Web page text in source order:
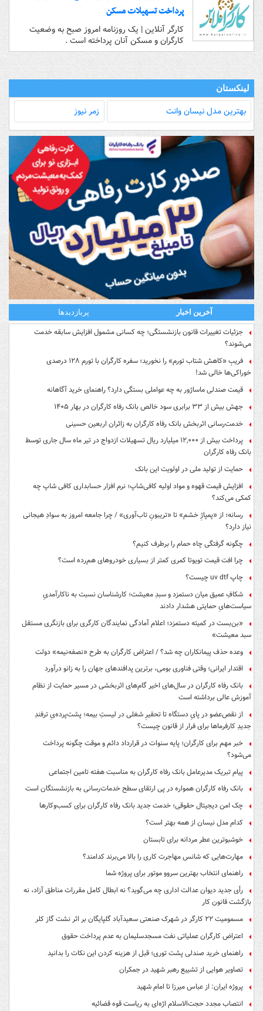
پرداخت تسهیلات مسکن
کارگر آنلاین | یک روزنامه امروز صبح به وضعیت
کارگران و مسکن آنان پرداخته است .
لینکستان
بهترین مدل‌ نیسان وانت زمر نیوز
آخرین اخبار پربازدیدها
جزئیات تغییرات قانون بازنشستگی؛ چه کسانی مشمول افزایش سابقه خدمت
می‌شوند؟
فریبِ «کاهش شتاب تورم» را نخورید؛ سفره کارگران با تورم ۱۲۸ درصدی
خوراکی‌ها خالی شد!
قیمت صندلی ماساژور به چه عواملی بستگی دارد؟ راهنمای خرید آگاهانه
جهش بیش از ۳۳ برابری سود خالص بانک رفاه کارگران در بهار ۱۴۰۵
خدمت‌رسانی اثربخش بانک رفاه کارگران به زائران اربعین حسینی
پرداخت بیش از ۱۲,۰۰۰ میلیارد ریال تسهیلات ازدواج در تیر ماه سال جاری توسط
بانک رفاه کارگران
حمایت از تولید ملی در اولویت این بانک
افزایش قیمت قهوه و مواد اولیه کافی‌شاپ؛ نرم افزار حسابداری کافی شاپ چه
کمکی می‌کند؟
رسانه؛ از «پمپاژِ خشم» تا «تریبونِ تاب‌آوری» / چرا جامعه امروز به سوادِ هیجانی
نیاز دارد؟
چگونه گرفتگی چاه حمام را برطرف کنیم؟
چرا افت قیمت تویوتا کمری کمتر از بسیاری خودروهای هم‌رده است؟
چاپ uv dtf چیست؟
شکافِ عمیق میان دستمزد و سبدِ معیشت؛ کارشناسان نسبت به ناکارآمدیِ
سیاست‌هایِ حمایتی هشدار دادند
«بن‌بست در کمیته دستمزد؛ اعلام آمادگی نمایندگان کارگری برای بازنگری مستقل
سبد معیشت»
وعده حذف پیمانکاران چه شد؟ / اعتراض کارگران به طرح «نصفه‌نیمه» دولت
اقتدار ایرانی؛ وقتی فناوری بومی، برترین پدافندهای جهان را به زانو درآورد
بانک رفاه کارگران در سال‌های اخیر گام‌های اثربخشی در مسیر حمایت از نظام
آموزش عالی برداشته است
از نقص‌عضو در پایِ دستگاه تا تحقیرِ شغلی در لیستِ بیمه؛ پشت‌پرده‌یِ ترفندِ
جدیدِ کارفرماها برای فرار از قانون چیست؟
خبر مهم برای کارگران؛ پایه سنوات در قرارداد دائم و موقت چگونه پرداخت
می‌شود؟
پیام تبریک مدیرعامل بانک رفاه کارگران به مناسبت هفته تامین اجتماعی
بانک رفاه کارگران همواره در پی ارتقای سطح خدمات‌رسانی به بازنشستگان است
چک امن دیجیتال حقوقی؛ خدمت جدید بانک رفاه کارگران برای کسب‌وکارها
کدام مدل نیسان از همه بهتر است؟
خوشبوترین عطر مردانه برای تابستان
مهارت‌هایی که شانس مهاجرت کاری را بالا می‌برند کدامند؟
راهنمای انتخاب بهترین سروو موتور برای پروژه شما
رأی جدید دیوان عدالت اداری چه می‌گوید؟ نه ابطال کامل مقررات مناطق آزاد، نه
بازگشت قانون کار
مسمومیت ۲۲ کارگر در شهرک صنعتی سعیدآباد گلپایگان بر اثر نشت گاز کلر
اعتراض کارگران عملیاتی نفت مسجدسلیمان به عدم پرداخت حقوق
راهنمای خرید صندلی پشت توری؛ قبل از هزینه کردن این نکات را بدانید
تصاویر هوایی از تشییع رهبر شهید در جمکران
پروژه ایران: از عباس میرزا تا امام شهید
انتصاب مجدد حجت‌الاسلام اژه‌ای به ریاست قوه‌ قضائیه